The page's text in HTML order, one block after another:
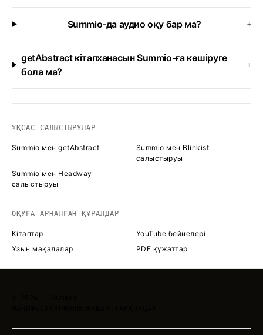
Summio-да аудио оқу бар ма? +
getAbstract кітапханасын Summio-ға көшіруге
бола ма?
+
ҰҚСАС САЛЫСТЫРУЛАР
Summio мен getAbstract
Summio мен Blinkist
салыстыруы
Summio мен Headway
салыстыруы
ОҚУҒА АРНАЛҒАН ҚҰРАЛДАР
Кітаптар
YouTube бейнелері
Ұзын мақалалар
PDF құжаттар